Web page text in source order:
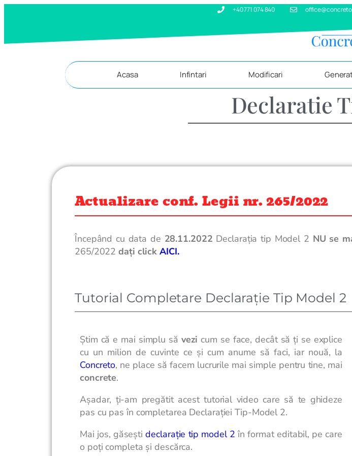
+40 771 074 840
Acasa Infintari Modificari
Declaratie
Actualizare conf. Legii nr. 265/2022
Începând cu data de 28.11.2022 Declarația tip Model 2 NU se
265/2022dați clickAICI.
Tutorial Completare Declarație Tip Model 2
Știm că e mai simplu să vezi cum se face, decât să ți se explice
cu un milion de cuvinte ce și cum anume să faci, iar nouă, la
Concreto, ne place să facem lucrurile mai simple pentru tine, mai
concrete.
Așadar, ți-am pregătit acest tutorial video care să te ghideze
pas cu pas în completarea Declarației Tip-Model 2.
Mai jos, găseștideclarație tip model 2 în format editabil, pe care
o poți completa și descărca.